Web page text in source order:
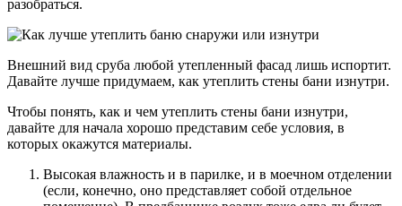
разобраться.
Внешний вид сруба любой утепленный фасад лишь испортит.
Давайте лучше придумаем, как утеплить стены бани изнутри.
Чтобы понять, как и чем утеплить стены бани изнутри,
давайте для начала хорошо представим себе условия, в
которых окажутся материалы.
Высокая влажность и в парилке, и в моечном отделении
(если, конечно, оно представляет собой отдельное